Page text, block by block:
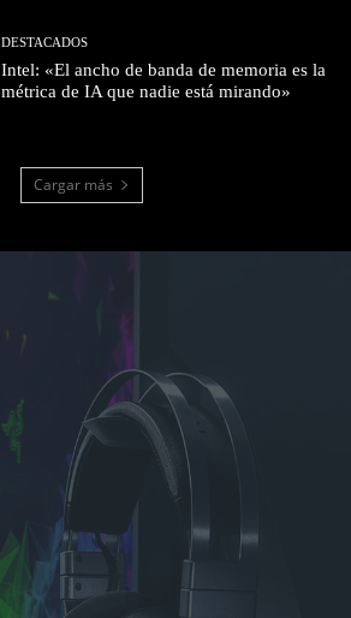
DESTACADOS
Intel: «El ancho de banda de memoria es la
métrica de IA que nadie está mirando»
Cargar más